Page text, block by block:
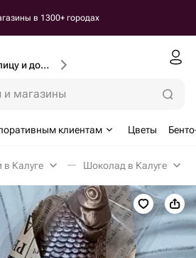
в 1300+ городах
Введите город, улицу и дом доставки
и магазины
клиентам Цветы
в Калуге Шоколад в Калуге